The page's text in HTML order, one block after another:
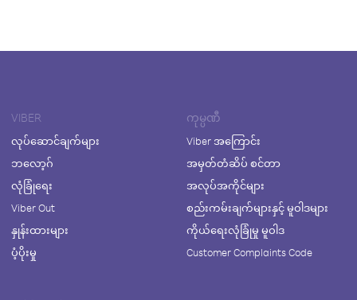
VIBER
လုပ်ဆောင်ချက်များ
ဘလော့ဂ်
လုံခြုံရေး
Viber Out
နှုန်းထားများ
ပံ့ပိုးမှု
ကုမ္ပဏီ
Viber အကြောင်း
အမှတ်တံဆိပ် စင်တာ
အလုပ်အကိုင်များ
စည်းကမ်းချက်များနှင့် မူဝါဒများ
ကိုယ်ရေးလုံခြုံမှု မူဝါဒ
Customer Complaints Code